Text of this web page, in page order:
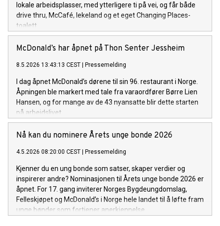
lokale arbeidsplasser, med ytterligere ti på vei, og får både
drive thru, McCafé, lekeland og et eget Changing Places-
toalett.
McDonald’s har åpnet på Thon Senter Jessheim
8.5.2026 13:43:13 CEST | Pressemelding
I dag åpnet McDonald’s dørene til sin 96. restaurant i Norge.
Åpningen ble markert med tale fra varaordfører Børre Lien
Hansen, og for mange av de 43 nyansatte blir dette starten
på arbeidslivet.
Nå kan du nominere Årets unge bonde 2026
4.5.2026 08:20:00 CEST | Pressemelding
Kjenner du en ung bonde som satser, skaper verdier og
inspirerer andre? Nominasjonen til Årets unge bonde 2026 er
åpnet. For 17. gang inviterer Norges Bygdeungdomslag,
Felleskjøpet og McDonald’s i Norge hele landet til å løfte fram
unge bønder som fortjener anerkjennelse.